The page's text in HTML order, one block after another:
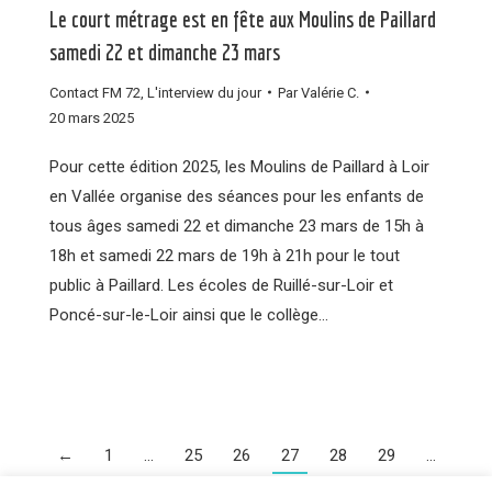
Le court métrage est en fête aux Moulins de Paillard
samedi 22 et dimanche 23 mars
Contact FM 72 L'interview du jour ParValérie C.
20 mars 2025
Pour cette édition 2025, les Moulins de Paillard à Loir
en Vallée organise des séances pour les enfants de
tous âges samedi 22 et dimanche 23 mars de 15h à
18h et samedi 22 mars de 19h à 21h pour le tout
public à Paillard. Les écoles de Ruillé-sur-Loir et
Poncé-sur-le-Loir ainsi que le collège…
← 1 … 25 26 27 28 29
…